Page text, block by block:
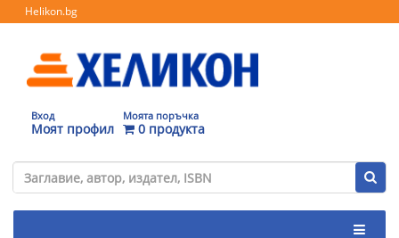
Helikon.bg
Вход
Моят профил
Моята поръчка
0 продукта